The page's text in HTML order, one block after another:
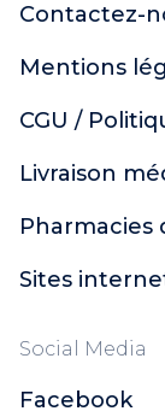
Contactez-
Mentions
CGU /
Livraison
Pharmacies
Sites
Social Media
Facebook